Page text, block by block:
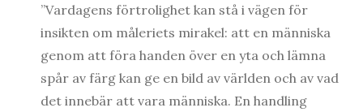
”Vardagens förtrolighet kan stå i vägen för
insikten om måleriets mirakel: att en människa
genom att föra handen över en yta och lämna
spår av färg kan ge en bild av världen och av vad
det innebär att vara människa. En handling